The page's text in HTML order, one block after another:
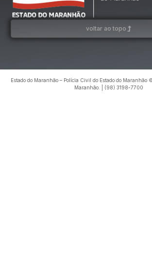
voltar ao topo
Estado do Maranhão – Polícia Civil do Estado do
Maranhão. | (98) 3198-7700